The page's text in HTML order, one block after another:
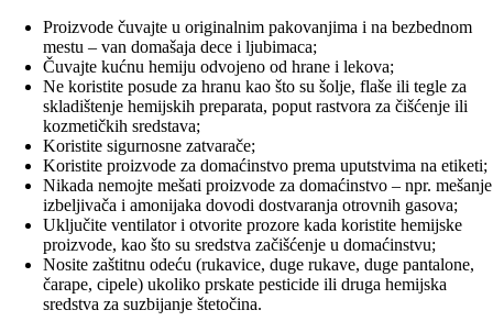
Proizvode čuvajte u originalnim pakovanjima i na bezbednom
mestu – van domašaja dece i ljubimaca;
Čuvajte kućnu hemiju odvojeno od hrane i lekova;
Ne koristite posude za hranu kao što su šolje, flaše ili tegle za
skladištenje hemijskih preparata, poput rastvora za čišćenje ili
kozmetičkih sredstava;
Koristite sigurnosne zatvarače;
Koristite proizvode za domaćinstvo prema uputstvima na etiketi;
Nikada nemojte mešati proizvode za domaćinstvo – npr. mešanje
izbeljivača i amonijaka dovodi dostvaranja otrovnih gasova;
Uključite ventilator i otvorite prozore kada koristite hemijske
proizvode, kao što su sredstva začišćenje u domaćinstvu;
Nosite zaštitnu odeću (rukavice, duge rukave, duge pantalone,
čarape, cipele) ukoliko prskate pesticide ili druga hemijska
sredstva za suzbijanje štetočina.